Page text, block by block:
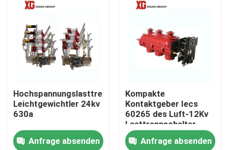
Hochspannungslasttrennschalter-
Leichtgewichtler 24kv
630a
Anfrage absenden
Kompakte
Kontaktgeber Iecs
60265 des Luft-12Kv
Lasttrennschalter-
drei
Anfrage absenden